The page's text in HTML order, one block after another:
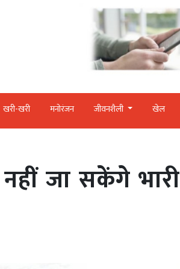
खरी-खरी मनोरंजन जीवनशैली खेल
जा सकेंगे भारी